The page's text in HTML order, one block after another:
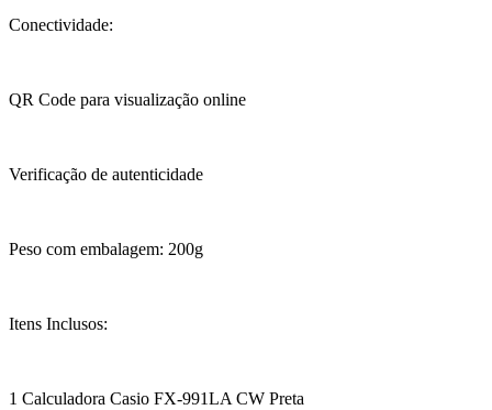
Conectividade:
QR Code para visualização online
Verificação de autenticidade
Peso com embalagem: 200g
Itens Inclusos:
1 Calculadora Casio FX-991LA CW Preta